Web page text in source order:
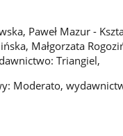
Paweł Mazur -
Małgorzata
Triangiel,
Moderato,